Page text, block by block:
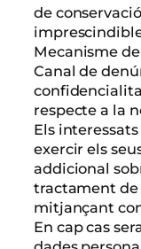
de
Mecanisme
Canal de
respecte a la
Els
exercir els
addicional
tractament de
mitjançant
En cap cas